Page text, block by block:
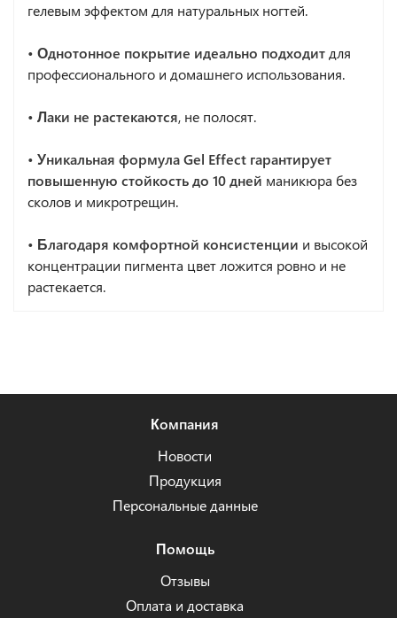
гелевым эффектом для натуральных ногтей.
• Однотонное покрытие идеально подходитдля
профессионального и домашнего использования.
• Лаки не растекаются, не полосят.
• Уникальная формула Gel Effect гарантирует
повышенную стойкость до 10 дней маникюра без
сколов и микротрещин.
• Благодаря комфортной консистенции и высокой
концентрации пигмента цвет ложится ровно и не
растекается.
Компания
Новости
Продукция
Персональные данные
Помощь
Отзывы
Оплата и доставка